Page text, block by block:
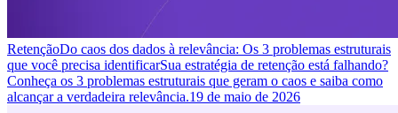
RetençãoDo caos dos dados à relevância: Os 3 problemas estruturais
que você precisa identificarSua estratégia de retenção está falhando?
Conheça os 3 problemas estruturais que geram o caos e saiba como
alcançar a verdadeira relevância.19 de maio de 2026